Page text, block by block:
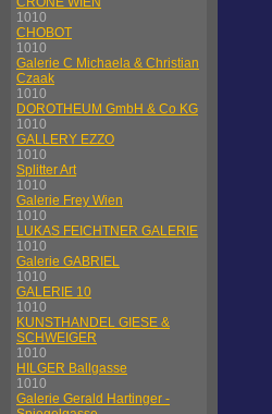
1010
CHOBOT
1010
Galerie C Michaela & Christian
Czaak
1010
DOROTHEUM GmbH & Co KG
1010
GALLERY EZZO
1010
Splitter Art
1010
Galerie Frey Wien
1010
LUKAS FEICHTNER GALERIE
1010
Galerie GABRIEL
1010
GALERIE 10
1010
KUNSTHANDEL GIESE &
SCHWEIGER
1010
HILGER Ballgasse
1010
Galerie Gerald Hartinger -